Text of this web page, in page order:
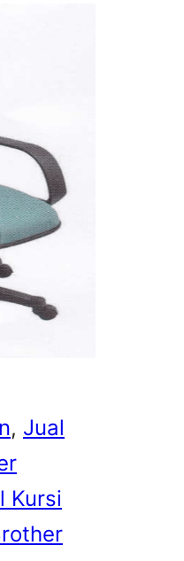
, Jual
Kursi